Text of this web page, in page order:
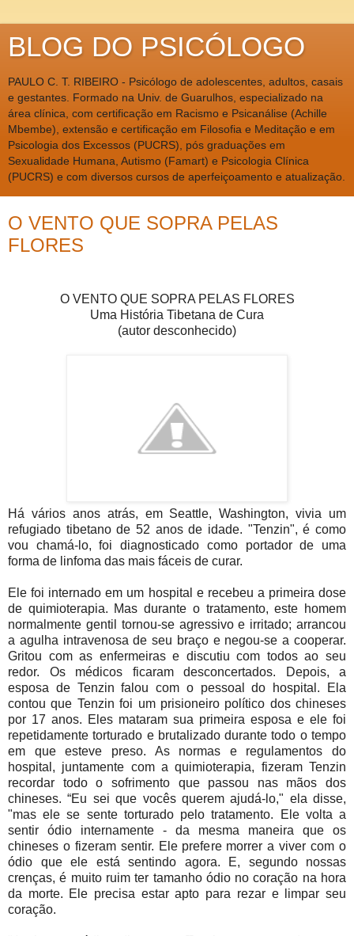
BLOG DO PSICÓLOGO
PAULO C. T. RIBEIRO - Psicólogo de adolescentes, adultos, casais
e gestantes. Formado na Univ. de Guarulhos, especializado na
área clínica, com certificação em Racismo e Psicanálise (Achille
Mbembe), extensão e certificação em Filosofia e Meditação e em
Psicologia dos Excessos (PUCRS), pós graduações em
Sexualidade Humana, Autismo (Famart) e Psicologia Clínica
(PUCRS) e com diversos cursos de aperfeiçoamento e atualização.
O VENTO QUE SOPRA PELAS
FLORES
O VENTO QUE SOPRA PELAS FLORES
Uma História Tibetana de Cura
(autor desconhecido)
Há vários anos atrás, em Seattle, Washington, vivia um
refugiado tibetano de 52 anos de idade. "Tenzin", é como
vou chamá-lo, foi diagnosticado como portador de uma
forma de linfoma das mais fáceis de curar.
Ele foi internado em um hospital e recebeu a primeira dose
de quimioterapia. Mas durante o tratamento, este homem
normalmente gentil tornou-se agressivo e irritado; arrancou
a agulha intravenosa de seu braço e negou-se a cooperar.
Gritou com as enfermeiras e discutiu com todos ao seu
redor. Os médicos ficaram desconcertados. Depois, a
esposa de Tenzin falou com o pessoal do hospital. Ela
contou que Tenzin foi um prisioneiro político dos chineses
por 17 anos. Eles mataram sua primeira esposa e ele foi
repetidamente torturado e brutalizado durante todo o tempo
em que esteve preso. As normas e regulamentos do
hospital, juntamente com a quimioterapia, fizeram Tenzin
recordar todo o sofrimento que passou nas mãos dos
chineses.“Eu sei que vocês querem ajudá-lo," ela disse,
"mas ele se sente torturado pelo tratamento. Ele volta a
sentir ódio internamente - da mesma maneira que os
chineses o fizeram sentir. Ele prefere morrer a viver com o
ódio que ele está sentindo agora. E, segundo nossas
crenças, é muito ruim ter tamanho ódio no coração na hora
da morte. Ele precisa estar apto para rezar e limpar seu
coração.